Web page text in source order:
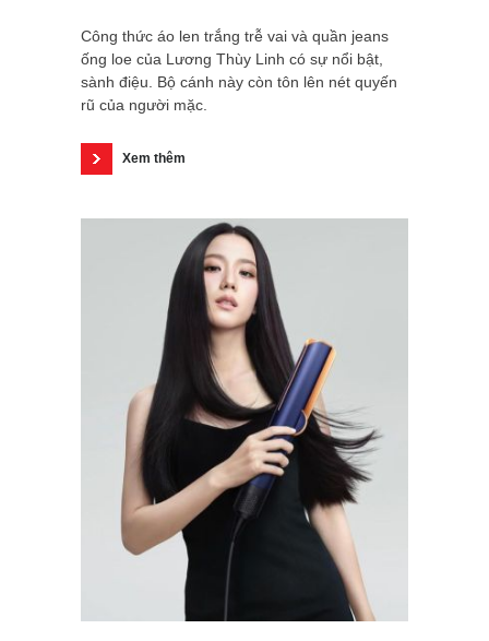
Công thức áo len trắng trễ vai và quần jeans
ống loe của Lương Thùy Linh có sự nổi bật,
sành điệu. Bộ cánh này còn tôn lên nét quyến
rũ của người mặc.
Xem thêm